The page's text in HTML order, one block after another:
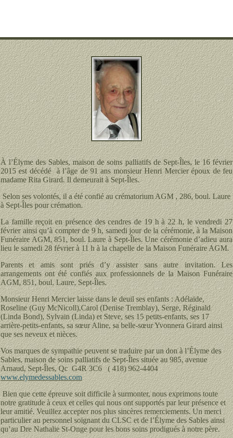
À l’Élyme des Sables, maison de soins palliatifs de Sept-Îles, le 16 février
2015 est décédé à l’âge de 91 ans monsieur Henri Mercier époux de feu
madame Rita Girard. Il demeurait à Sept-Îles.
Selon ses volontés, il a été confié au crématorium AGM , 286, boul. Laure
à Sept-Îles pour crémation.
La famille reçoit en présence des cendres de 19 h à 22 h, le vendredi 27
février ainsi qu’à compter de 9 h, samedi jour de la cérémonie, à la Maison
Funéraire AGM, 851, boul. Laure à Sept-Îles. Une cérémonie d’adieu aura
lieu le samedi 28 février à 11 h à la chapelle de la Maison Funéraire AGM.
Parents et amis sont priés d’y assister sans autre invitation. Les
arrangements ont été confiés aux professionnels de la Maison Funéraire
AGM, 851, boul. Laure, Sept-Îles.
Monsieur Henri Mercier laisse dans le deuil ses enfants : Adélaïde,
Roseline (Guy McNicoll),Carol (Denise Tremblay), Serge, Réginald
(Linda Bond), Sylvain (Linda) et Steve, ses 15 petits-enfants, ses 17
arrière-petits-enfants, sa sœur Aline, sa belle-sœur Yvonnera Girard ainsi
que ses neveux et nièces.
Vos marques de sympathie peuvent se traduire par un don à l’Élyme des
Sables, maison de soins palliatifs de Sept-Îles située au 985, avenue
Arnaud, Sept-Îles, Qc G4R 3C6 ( 418) 962-4404
www.elymedessables.com
Bien que cette épreuve soit difficile à surmonter, nous exprimons toute
notre gratitude à ceux et celles qui nous ont supportés par leur présence et
leur amitié. Veuillez accepter nos plus sincères remerciements. Un merci
particulier au personnel soignant du CLSC et de l’Élyme des Sables ainsi
qu’au Dre Nathalie St-Onge pour les bons soins prodigués à notre père.